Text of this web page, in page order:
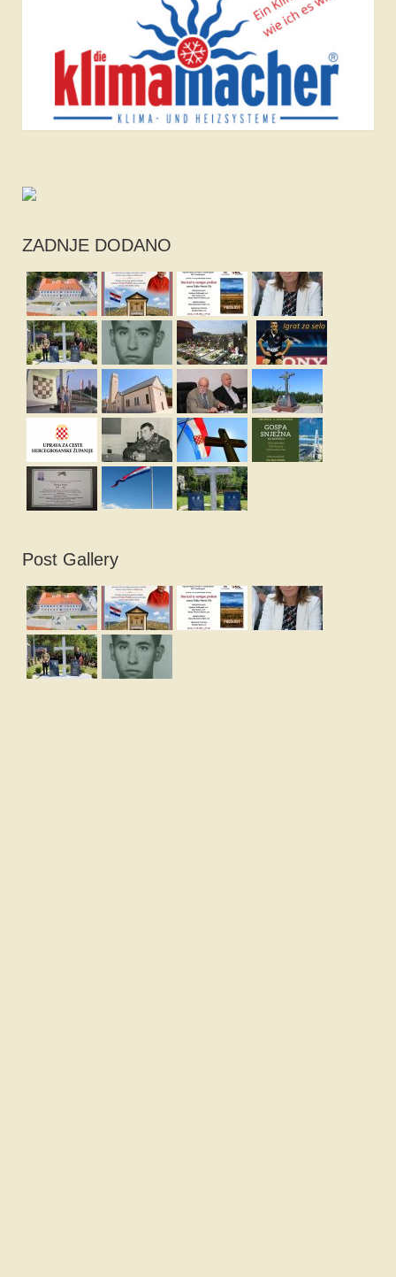
ZADNJE DODANO
Post Gallery